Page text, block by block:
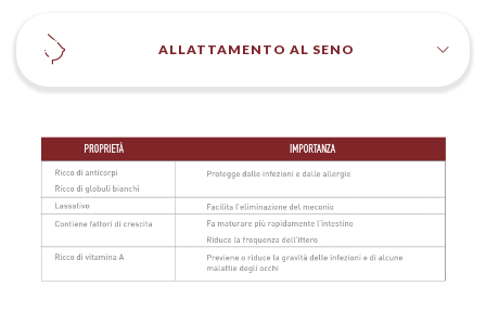
ALLATTAMENTO AL SENO